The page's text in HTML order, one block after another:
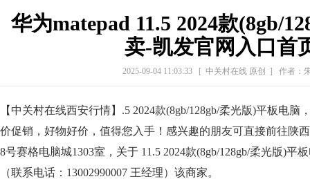
华为matepad 11.5 2024款(8gb/
卖-凯发官网入口首
2025-09-04 11:03:33 [ 中关村在线 原创 ] 作者：
【中关村在线西安行情】.5 2024款(8gb/128gb/柔光版)平板电脑
价促销，好物好价，值得您入手！感兴趣的朋友可直接前往陕
8号赛格电脑城1303室，关于 11.5 2024款(8gb/128gb/柔光版)平
（联系电话：13002990007 王经理）该商家。